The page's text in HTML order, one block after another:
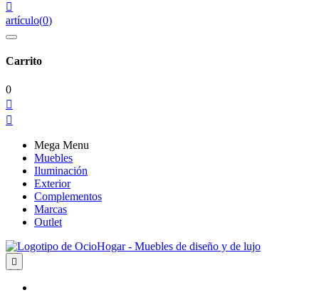

artículo(0)
Carrito
0


Mega Menu
Muebles
Iluminación
Exterior
Complementos
Marcas
Outlet
